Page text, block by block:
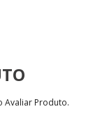
Avaliar Produto.